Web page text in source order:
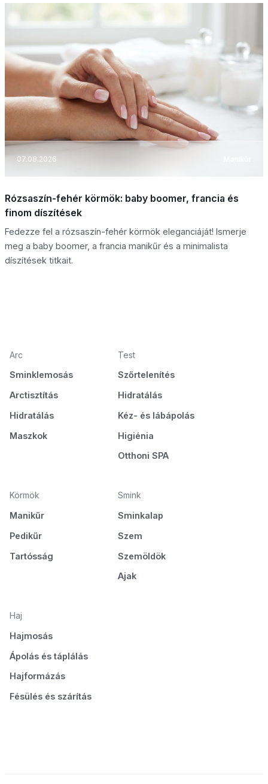
07.08.2026
Rózsaszín-fehér körmök: baby boomer, francia és
finom díszítések
Fedezze fel a rózsaszín-fehér körmök eleganciáját! Ismerje
meg a baby boomer, a francia manikűr és a minimalista
díszítések titkait.
Arc
Sminklemosás
Arctisztítás
Hidratálás
Maszkok
Test
Szőrtelenítés
Hidratálás
Kéz- és lábápolás
Higiénia
Otthoni SPA
Körmök
Manikűr
Pedikűr
Tartósság
Smink
Sminkalap
Szem
Szemöldök
Ajak
Haj
Hajmosás
Ápolás és táplálás
Hajformázás
Fésülés és szárítás